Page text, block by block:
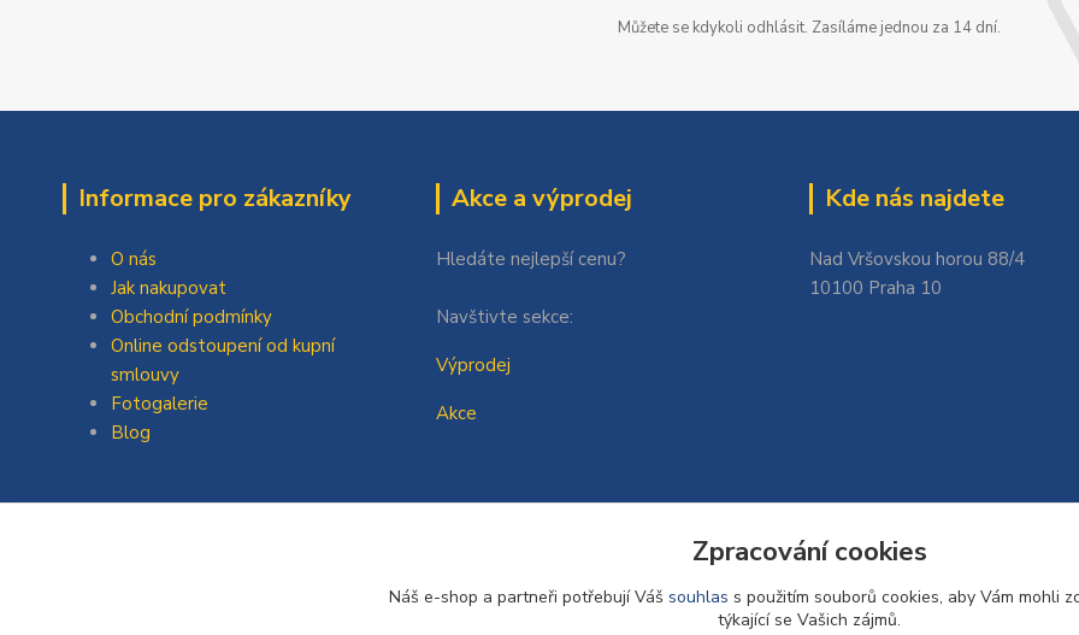
Můžete se kdykoli odhlásit. Zasíláme jednou za 14 dní.
Informace pro zákazníky
O nás
Jak nakupovat
Obchodní podmínky
Online odstoupení od kupní
smlouvy
Fotogalerie
Blog
Akce a výprodej
Hledáte nejlepší cenu?
Navštivte sekce:
Výprodej
Akce
Kde nás najdete
Nad Vršovskou horou 88/4
10100 Praha 10
Zpracování cookies
Náš e-shop a partneři potřebují Váš souhlas s použitím souborů cookies, aby Vám mohli
týkající se Vašich zájmů.